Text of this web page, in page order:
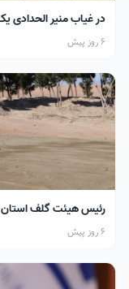
در غیاب منیر الحدادی
6 روز پیش
رئیس هیئت گلف
6 روز پیش